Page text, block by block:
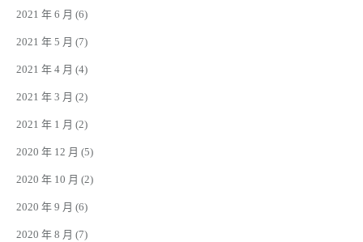
2021 年 6 月 (6)
2021 年 5 月 (7)
2021 年 4 月 (4)
2021 年 3 月 (2)
2021 年 1 月 (2)
2020 年 12 月 (5)
2020 年 10 月 (2)
2020 年 9 月 (6)
2020 年 8 月 (7)